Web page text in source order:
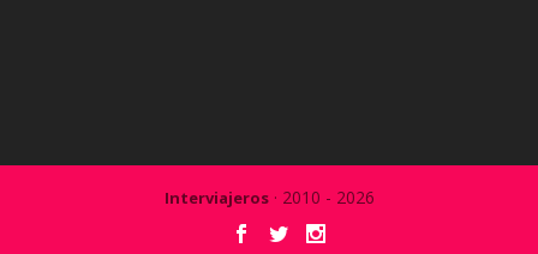
Interviajeros· 2010 - 2026